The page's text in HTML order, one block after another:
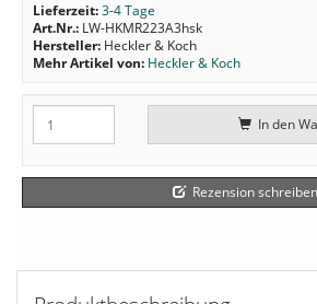
Lieferzeit:3-4 Tage
Art.Nr.: LW-HKMR223A3hsk
Hersteller: Heckler & Koch
Mehr Artikel von: Heckler & Koch
In den
Rezension schreiben